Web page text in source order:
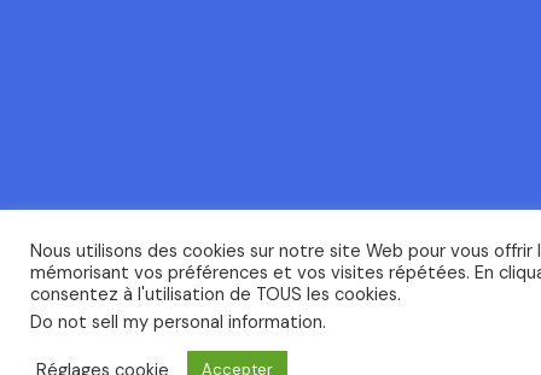
Nous utilisons des cookies sur notre site Web pour vous
mémorisant vos préférences et vos visites répétées. En
consentez à l'utilisation de TOUS les cookies.
Do not sell my personal information.
Réglages cookie
Accepter